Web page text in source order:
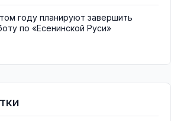
году планируют завершить
по «Есенинской Руси»